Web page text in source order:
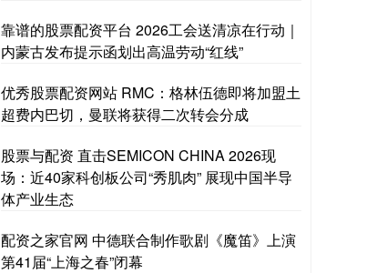
靠谱的股票配资平台 2026工会送清凉在行动｜
内蒙古发布提示函划出高温劳动“红线”
优秀股票配资网站 RMC：格林伍德即将加盟土
超费内巴切，曼联将获得二次转会分成
股票与配资 直击SEMICON CHINA 2026现
场：近40家科创板公司“秀肌肉” 展现中国半导
体产业生态
配资之家官网 中德联合制作歌剧《魔笛》上演
第41届“上海之春”闭幕